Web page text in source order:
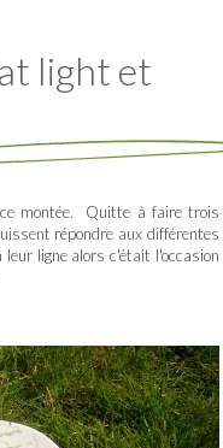
light et
montée. Quitte à faire trois
répondre aux différentes
ligne alors c'était l'occasion